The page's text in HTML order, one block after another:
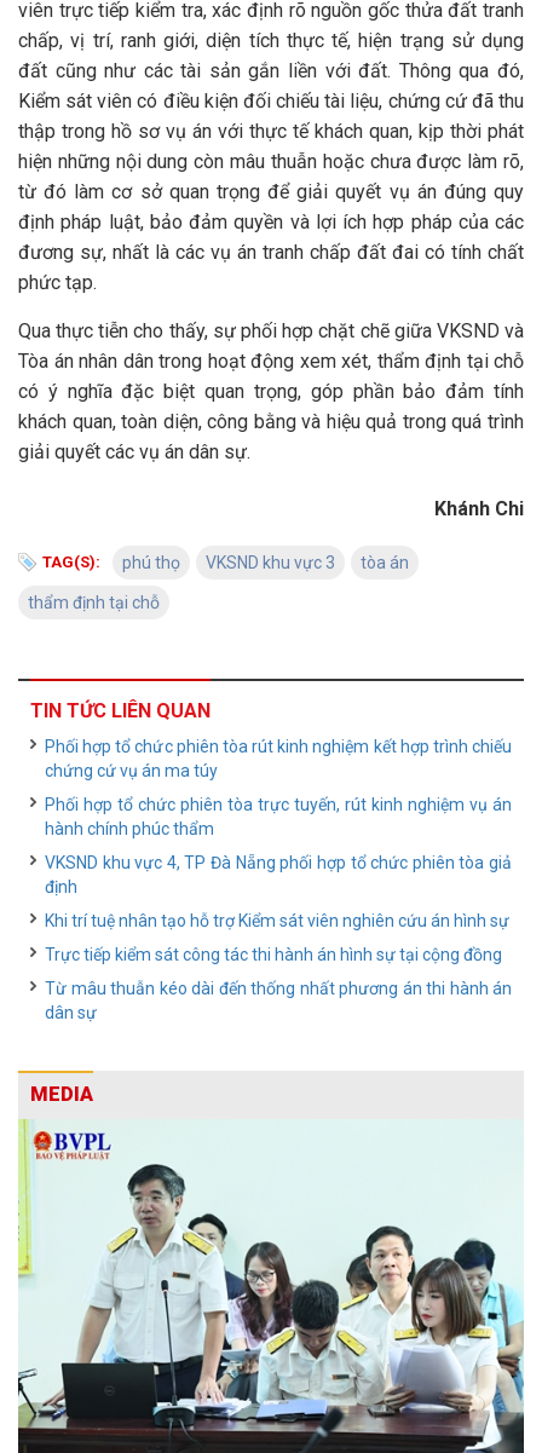
viên trực tiếp kiểm tra, xác định rõ nguồn gốc thửa đất tranh
chấp, vị trí, ranh giới, diện tích thực tế, hiện trạng sử dụng
đất cũng như các tài sản gắn liền với đất. Thông qua đó,
Kiểm sát viên có điều kiện đối chiếu tài liệu, chứng cứ đã thu
thập trong hồ sơ vụ án với thực tế khách quan, kịp thời phát
hiện những nội dung còn mâu thuẫn hoặc chưa được làm rõ,
từ đó làm cơ sở quan trọng để giải quyết vụ án đúng quy
định pháp luật, bảo đảm quyền và lợi ích hợp pháp của các
đương sự, nhất là các vụ án tranh chấp đất đai có tính chất
phức tạp.
Qua thực tiễn cho thấy, sự phối hợp chặt chẽ giữa VKSND và
Tòa án nhân dân trong hoạt động xem xét, thẩm định tại chỗ
có ý nghĩa đặc biệt quan trọng, góp phần bảo đảm tính
khách quan, toàn diện, công bằng và hiệu quả trong quá trình
giải quyết các vụ án dân sự.
Khánh Chi
TAG(S): phú thọ VKSND khu vực 3 tòa án
thẩm định tại chỗ
TIN TỨC LIÊN QUAN
Phối hợp tổ chức phiên tòa rút kinh nghiệm kết hợp trình chiếu
chứng cứ vụ án ma túy
Phối hợp tổ chức phiên tòa trực tuyến, rút kinh nghiệm vụ án
hành chính phúc thẩm
VKSND khu vực 4, TP Đà Nẵng phối hợp tổ chức phiên tòa giả
định
Khi trí tuệ nhân tạo hỗ trợ Kiểm sát viên nghiên cứu án hình sự
Trực tiếp kiểm sát công tác thi hành án hình sự tại cộng đồng
Từ mâu thuẫn kéo dài đến thống nhất phương án thi hành án
dân sự
MEDIA